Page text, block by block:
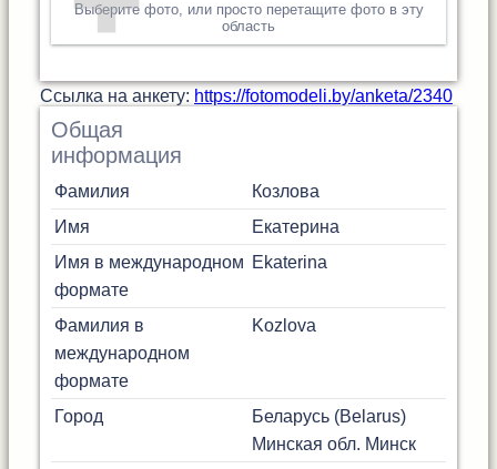
Выберите фото, или просто перетащите фото в эту
область
Cсылка на анкету: https://fotomodeli.by/anketa/2340
Общая
информация
Фамилия
Козлова
Имя
Екатерина
Имя в международном
формате
Ekaterina
Фамилия в
международном
формате
Kozlova
Город
Беларусь (Belarus)
Минская обл. Минск